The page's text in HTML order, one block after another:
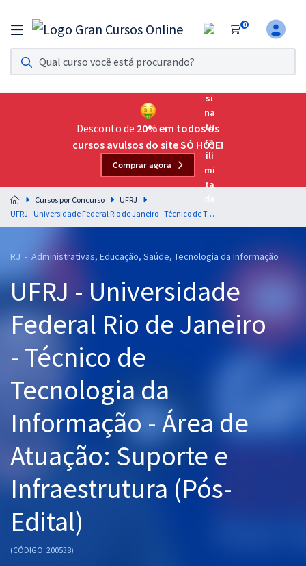
0
Assinatura Ilimitada 11
Acesso a todos os cursos. Teste grátis por 7 dias!
Assinatura OAB Até Passar
Acesso ilimitado a toda preparação para o Exame da
Residências Multiprofissionais
Preparação completa e intensiva para as principais
residências em saúde do Brasil
Cursos 20% OFF
Pós
Graduação
OAB
Mentorias
Questões grátis
Conteúdo gratuito
Aprovados
Desconto de 20% em todos os
cursos avulsos do site SÓ HOJE!
Comprar agora
Cursos por Concurso
UFRJ
UFRJ - Universidade Federal Rio de Janeiro - Técnico de Tecnologia da Informação - Área de Atuação: Suporte e Infraestrutura (Pós-Edital)
RJ - Administrativas, Educação, Saúde, Tecnologia da Informação
UFRJ - Universidade
Federal Rio de Janeiro
- Técnico de
Tecnologia da
Informação - Área de
Atuação: Suporte e
Infraestrutura (Pós-
Edital)
(CÓDIGO: 200538)